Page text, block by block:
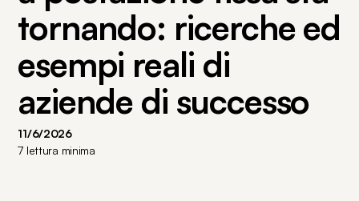
tornando: ricerche ed
esempi reali di
aziende di successo
11/6/2026
7 lettura minima